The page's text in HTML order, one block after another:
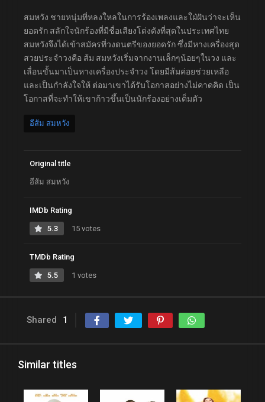
สมหวัง ชายหนุ่มที่หลงใหลในการร้องเพลงและใฝ่ฝันว่าจะเห็น
ยอดรัก สลักใจนักร้องที่มีชื่อเสียงโด่งดังที่สุดในประเทศไทย
สมหวังจึงได้เข้าสมัครที่วงดนตรีของยอดรัก ซึ่งมีหางเครื่องสุด
สวยประจำวงคือ ส้ม สมหวังเริ่มจากงานเล็กๆน้อยๆในวง และ
เลื่อนขั้นมาเป็นหางเครื่องประจำวง โดยมีส้มค่อยช่วยเหลือ
และเป็นกำลังใจให้ ต่อมาเขาได้รับโอกาสอย่างไม่คาดคิด เป็น
โอกาสที่จะทำให้เขาก้าวขึ้นเป็นนักร้องอย่างเต็มตัว
อีส้ม สมหวัง
Original title
อีส้ม สมหวัง
IMDb Rating
5.3 15 votes
TMDb Rating
5.5 1 votes
Shared 1
Similar titles